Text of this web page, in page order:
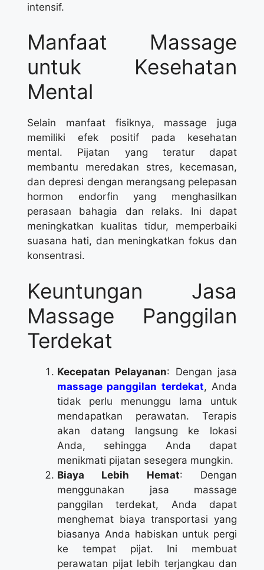
intensif.
Manfaat Massage
untuk Kesehatan
Mental
Selain manfaat fisiknya, massage juga
memiliki efek positif pada kesehatan
mental. Pijatan yang teratur dapat
membantu meredakan stres, kecemasan,
dan depresi dengan merangsang pelepasan
hormon endorfin yang menghasilkan
perasaan bahagia dan relaks. Ini dapat
meningkatkan kualitas tidur, memperbaiki
suasana hati, dan meningkatkan fokus dan
konsentrasi.
Keuntungan Jasa
Massage Panggilan
Terdekat
Kecepatan Pelayanan: Dengan jasa
massage panggilan terdekat, Anda
tidak perlu menunggu lama untuk
mendapatkan perawatan. Terapis
akan datang langsung ke lokasi
Anda, sehingga Anda dapat
menikmati pijatan sesegera mungkin.
Biaya Lebih Hemat: Dengan
menggunakan jasa massage
panggilan terdekat, Anda dapat
menghemat biaya transportasi yang
biasanya Anda habiskan untuk pergi
ke tempat pijat. Ini membuat
perawatan pijat lebih terjangkau dan